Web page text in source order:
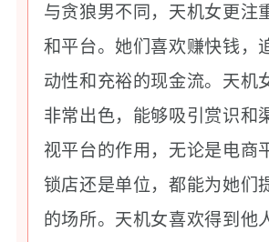
与贪狼男不同，天机女更注
和平台。她们喜欢赚快钱，
动性和充裕的现金流。天机
非常出色，能够吸引赏识和
视平台的作用，无论是电商
锁店还是单位，都能为她们
的场所。天机女喜欢得到他